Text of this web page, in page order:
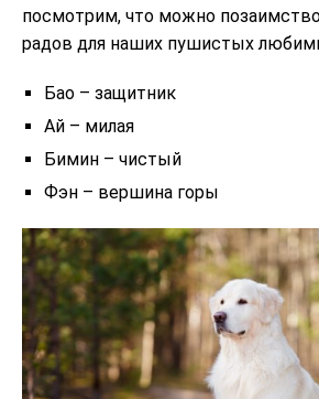
посмотрим, что можно
радов для наших пушистых
Бао – защитник
Ай – милая
Бимин – чистый
Фэн – вершина горы